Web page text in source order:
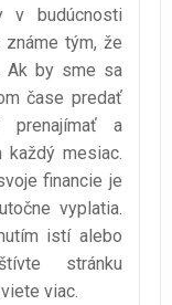
v budúcnosti
tým, že
Ak by sme sa
čase predať
a
mesiac.
financie je
vyplatia.
istí alebo
stránku
viac.